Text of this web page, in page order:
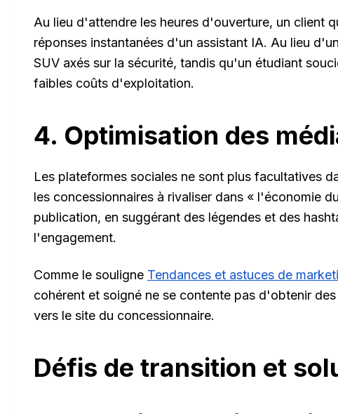
Au lieu d'attendre les heures d'ouverture, un client
réponses instantanées d'un assistant IA. Au lieu
SUV axés sur la sécurité, tandis qu'un étudiant
faibles coûts d'exploitation.
4. Optimisation des
Les plateformes sociales ne sont plus facultatives
les concessionnaires à rivaliser dans « l'économie
publication, en suggérant des légendes et des
l'engagement.
Comme le souligne Tendances et astuces de
cohérent et soigné ne se contente pas d'obtenir
vers le site du concessionnaire.
Défis de transition et